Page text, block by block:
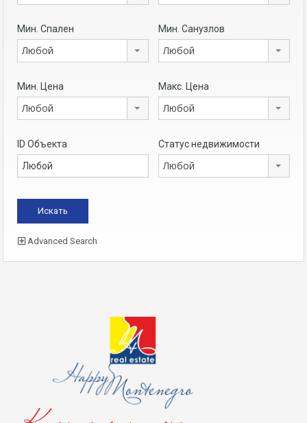
Мин. Спален
Любой
Мин. Санузлов
Любой
Мин. Цена
Любой
Макс. Цена
Любой
ID Объекта Статус недвижимости
Любой
Advanced Search